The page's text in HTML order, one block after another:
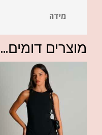
מידה
מוצרים דומים...